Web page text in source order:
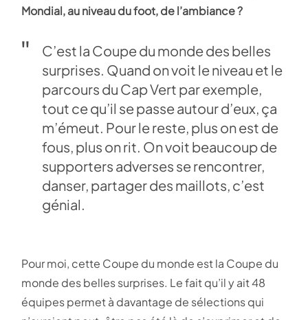
Mondial, au niveau du foot, de l’ambiance ?
C’est la Coupe du monde des belles
surprises. Quand on voit le niveau et le
parcours du Cap Vert par exemple,
tout ce qu’il se passe autour d’eux, ça
m’émeut. Pour le reste, plus on est de
fous, plus on rit. On voit beaucoup de
supporters adverses se rencontrer,
danser, partager des maillots, c’est
génial.
Pour moi, cette Coupe du monde est la Coupe du
monde des belles surprises. Le fait qu’il y ait 48
équipes permet à davantage de sélections qui